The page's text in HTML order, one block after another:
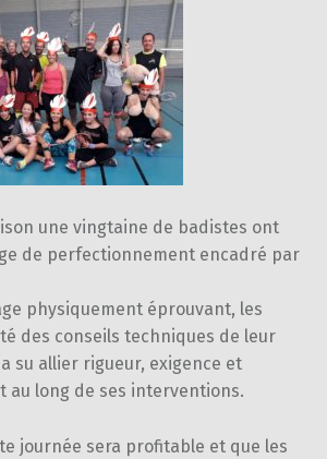
une vingtaine de badistes ont
de perfectionnement encadré par
physiquement éprouvant, les
des conseils techniques de leur
su allier rigueur, exigence et
au long de ses interventions.
journée sera profitable et que les